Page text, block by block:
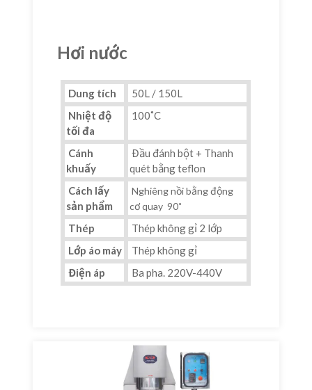
Hơi nước
Dung tích
50L / 150L
Nhiệt độ
tối đa
100˚C
Cánh
khuấy
Đầu đánh bột + Thanh
quét bằng teflon
Cách lấy
sản phẩm
Nghiêng nồi bằng động
cơ quay 90˚
Thép
Thép không gỉ 2 lớp
Lớp áo máy
Thép không gỉ
Điện áp
Ba pha. 220V-440V